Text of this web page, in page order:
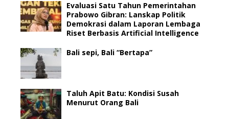
Evaluasi Satu Tahun Pemerintahan
Prabowo Gibran: Lanskap Politik
Demokrasi dalam Laporan Lembaga
Riset Berbasis Artificial Intelligence
Bali sepi, Bali “Bertapa”
Taluh Apit Batu: Kondisi Susah
Menurut Orang Bali